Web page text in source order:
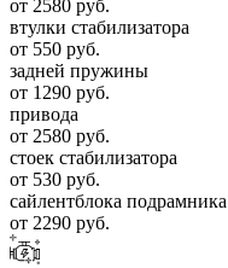
от 2580 руб.
втулки стабилизатора
от 550 руб.
задней пружины
от 1290 руб.
привода
от 2580 руб.
стоек стабилизатора
от 530 руб.
сайлентблока подрамника
от 2290 руб.